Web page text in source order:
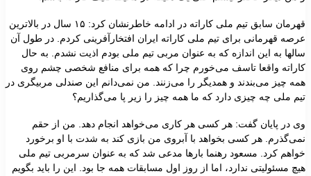
قهرمان سابق تیم ملی کاراته در ادامه خاطرنشان کرد: ۱۵ سال در بالاترین
عرصه قهرمانی برای تیم ملی کاراته ایران افتخار‌آفرینی کردم. در طول آن
سالها به این اندازه که به عنوان مربی تیم ملی بودم اذیت نشدم. به حال
کاراته واقعا تاسف می‌خورم چرا که همه برای منافع شخصی چشم روی
همه چیز می‌بندند و همدیگر را می‌زنند. من نمی‌دانم این صندلی مربیگری در
تیم ملی چه چیزی دارد که ما همه چیز را زیر پا می‌گذاریم؟
وی در پایان گفت: هر کسی هر کاری می‌خواهد انجام دهد. من از حقم
نمی‌گذرم. هر کسی بخواهد با آبروی من بازی کند به شدت با او برخورد
خواهم کرد. مسعود رهنما بارها مدعی شد که به عنوان سرمربی تیم ملی
هیچ مسئولیتی ندارد، اما از روز اول مسابقات همه جا بود. این را باید بگویم